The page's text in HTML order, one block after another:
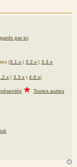
par ici
(3.1.x |3.2.x |3.3.x
|3.3.x |4.0.x)
★ Toutes autres